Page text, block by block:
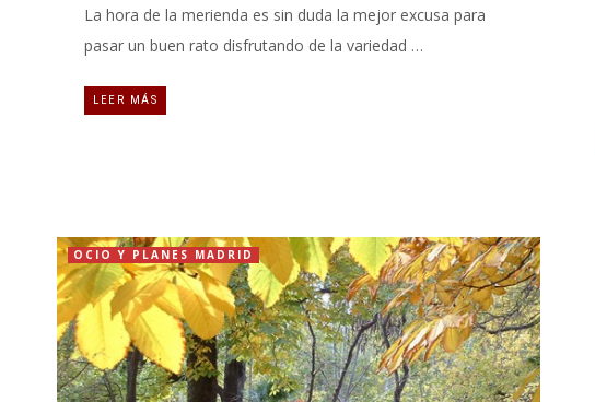
La hora de la merienda es sin duda la mejor excusa para
pasar un buen rato disfrutando de la variedad …
LEER MÁS
OCIO Y PLANES MADRID